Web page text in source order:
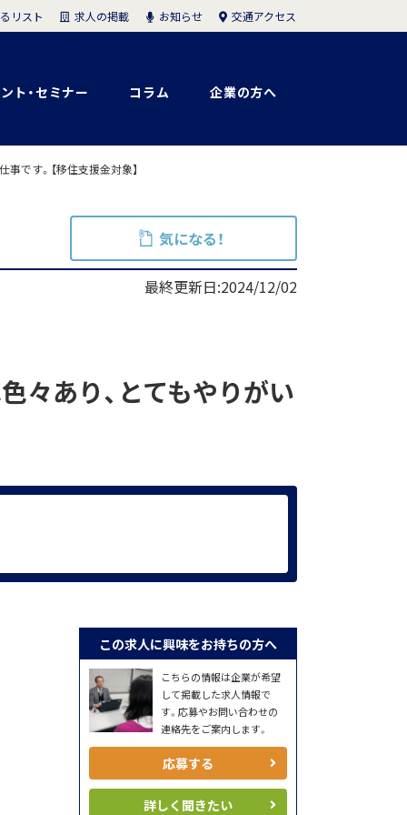
ト・セミナー コラム 企業の方へ
リスト 求人の掲載 お知らせ 交通アクセス
です。【移住支援金対象】
気になる！
最終更新日:2024/12/02
々あり、とてもやりがい
この求人に興味をお持ちの方へ
こちらの情報は企業が希望
して掲載した求人情報で
す。応募やお問い合わせの
連絡先をご案内します。
応募する
詳しく聞きたい